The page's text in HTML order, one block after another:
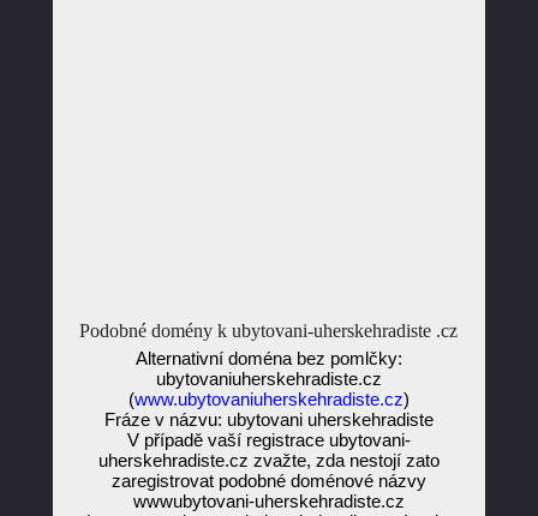
Podobné domény k ubytovani-uherskehradiste .cz
Alternativní doména bez pomlčky:
ubytovaniuherskehradiste.cz
(www.ubytovaniuherskehradiste.cz)
Fráze v názvu: ubytovani uherskehradiste
V případě vaší registrace ubytovani-
uherskehradiste.cz zvažte, zda nestojí zato
zaregistrovat podobné doménové názvy
wwwubytovani-uherskehradiste.cz